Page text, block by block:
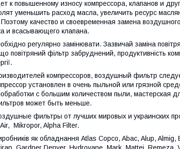
к повышенному износу компрессора, клапанов и
уменьшить расход масла, увеличить ресурс
качество и своевременная замена
и всасывающего клапана.
регулярно замінювати. Зазвичай заміна
повітряний фільтр забруднений, продуктивність
компрессоров, воздушный фильтр
установлен в очень пыльной или грязной
с большим количеством пыли, мастерская
может быть меньше.
фильтры от лучших мировых и украинских
Mikropor, Alpha Filter.
як обладнання Atlas Copco, Abac, Alup,
Gardner Denver, Hydrovane, Mark, Mattei, Remeza,